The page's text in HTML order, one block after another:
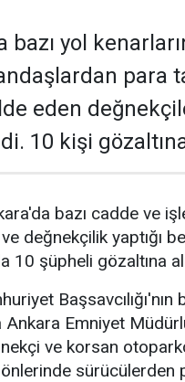
bazı yol
para
eden
10 kişi gözaltına
bazı cadde ve
ve değnekçilik yaptığı
10 şüpheli gözaltına
Ankara Emniyet
ve korsan
sürücülerden